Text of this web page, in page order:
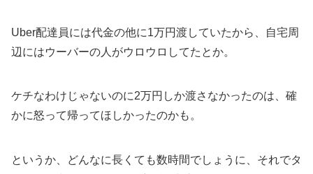
Uber配達員には代金の他に1万円渡していたから、自宅周
辺にはウーバーの人がウロウロしてたとか。
ケチなわけじゃないのに2万円しか渡さなかったのは、確
かに怒って帰ってほしかったのかも。
というか、どんなに長くても数時間でしょうに、それでタ